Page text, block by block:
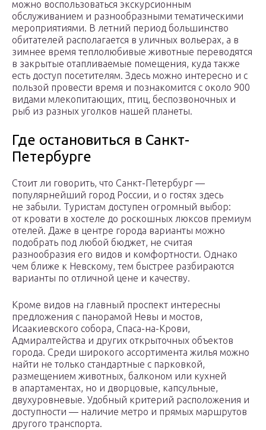
можно воспользоваться экскурсионным
обслуживанием и разнообразными тематическими
мероприятиями. В летний период большинство
обитателей располагается в уличных вольерах, а в
зимнее время теплолюбивые животные переводятся
в закрытые отапливаемые помещения, куда также
есть доступ посетителям. Здесь можно интересно и с
пользой провести время и познакомится с около 900
видами млекопитающих, птиц, беспозвоночных и
рыб из разных уголков нашей планеты.
Где остановиться в Санкт-
Петербурге
Стоит ли говорить, что Санкт-Петербург —
популярнейший город России, и о гостях здесь
не забыли. Туристам доступен огромный выбор:
от кровати в хостеле до роскошных люксов премиум
отелей. Даже в центре города варианты можно
подобрать под любой бюджет, не считая
разнообразия его видов и комфортности. Однако
чем ближе к Невскому, тем быстрее разбираются
варианты по отличной цене и качеству.
Кроме видов на главный проспект интересны
предложения с панорамой Невы и мостов,
Исаакиевского собора, Спаса-на-Крови,
Адмиралтейства и других открыточных объектов
города. Среди широкого ассортимента жилья можно
найти не только стандартные с парковкой,
размещением животных, балконом или кухней
в апартаментах, но и дворцовые, капсульные,
двухуровневые. Удобный критерий расположения и
доступности — наличие метро и прямых маршрутов
другого транспорта.